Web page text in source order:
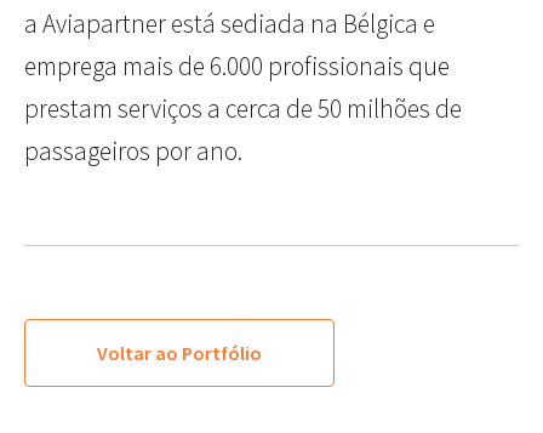
a Aviapartner está sediada na Bélgica e
emprega mais de 6.000 profissionais que
prestam serviços a cerca de 50 milhões de
passageiros por ano.
Voltar ao Portfólio